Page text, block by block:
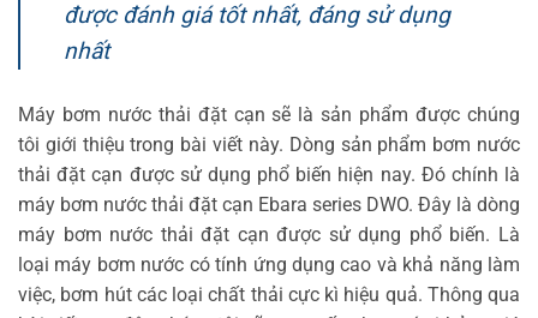
được đánh giá tốt nhất, đáng sử dụng
nhất
Máy bơm nước thải đặt cạn sẽ là sản phẩm được chúng
tôi giới thiệu trong bài viết này. Dòng sản phẩm bơm nước
thải đặt cạn được sử dụng phổ biến hiện nay. Đó chính là
máy bơm nước thải đặt cạn Ebara series DWO. Đây là dòng
máy bơm nước thải đặt cạn được sử dụng phổ biến. Là
loại máy bơm nước có tính ứng dụng cao và khả năng làm
việc, bơm hút các loại chất thải cực kì hiệu quả. Thông qua